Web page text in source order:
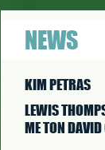
NEWS
KIM PETRAS
LEWIS
ΜΕ ΤΟΝ DAVID